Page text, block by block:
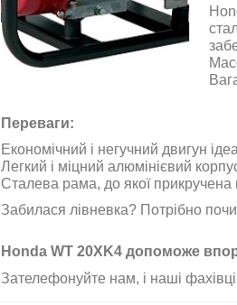
Переваги:
Економічний і негучний двигун
Легкий і міцний алюмінієвий
Сталева рама, до якої прикручена
Забилася лівневка? Потрібно
Honda WT 20XK4 допоможе
Зателефонуйте нам, і наші